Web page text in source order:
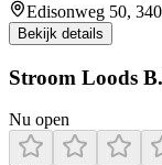
Edisonweg 50,
Bekijk details
Stroom Loods
Nu open